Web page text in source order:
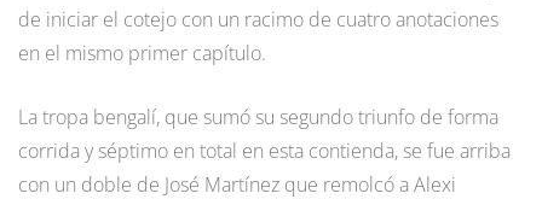
de iniciar el cotejo con un racimo de cuatro anotaciones
en el mismo primer capítulo.
La tropa bengalí, que sumó su segundo triunfo de forma
corrida y séptimo en total en esta contienda, se fue arriba
con un doble de José Martínez que remolcó a Alexi